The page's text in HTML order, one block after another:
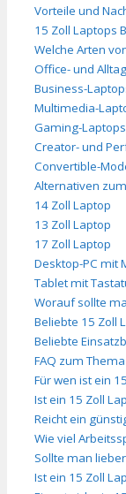
Vorteile und
15 Zoll Laptops
Welche Arten
Office- und
Business-
Multimedia-
Gaming-Laptops
Creator- und
Convertible-
Alternativen
14 Zoll Laptop
13 Zoll Laptop
17 Zoll Laptop
Desktop-PC mit
Tablet mit
Worauf sollte
Beliebte 15 Zoll
Beliebte
FAQ zum
Für wen ist ein
Ist ein 15 Zoll
Reicht ein
Wie viel
Sollte man
Ist ein 15 Zoll